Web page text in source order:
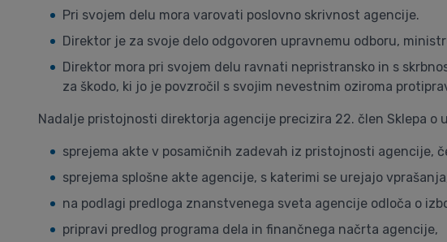
Pri svojem delu mora varovati poslovno skrivnost agencije.
Direktor je za svoje delo odgovoren upravnemu odboru,
Direktor mora pri svojem delu ravnati nepristransko in s
za škodo, ki jo je povzročil s svojim nevestnim oziroma
Nadalje pristojnosti direktorja agencije precizira 22. člen Sklepa o
sprejema akte v posamičnih zadevah iz pristojnosti agencije,
sprejema splošne akte agencije, s katerimi se urejajo
na podlagi predloga znanstvenega sveta agencije odloča o
pripravi predlog programa dela in finančnega načrta agencije,